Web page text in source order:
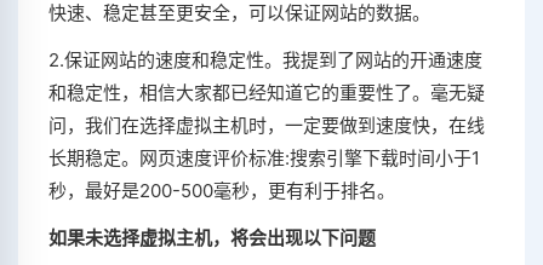
快速、稳定甚至更安全，可以保证网站的数据。
2.保证网站的速度和稳定性。我提到了网站的开通速度
和稳定性，相信大家都已经知道它的重要性了。毫无疑
问，我们在选择虚拟主机时，一定要做到速度快，在线
长期稳定。网页速度评价标准:搜索引擎下载时间小于1
秒，最好是200-500毫秒，更有利于排名。
如果未选择虚拟主机，将会出现以下问题